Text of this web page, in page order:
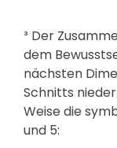
³ Der
dem
nächsten
Schnitts
Weise die
und 5: